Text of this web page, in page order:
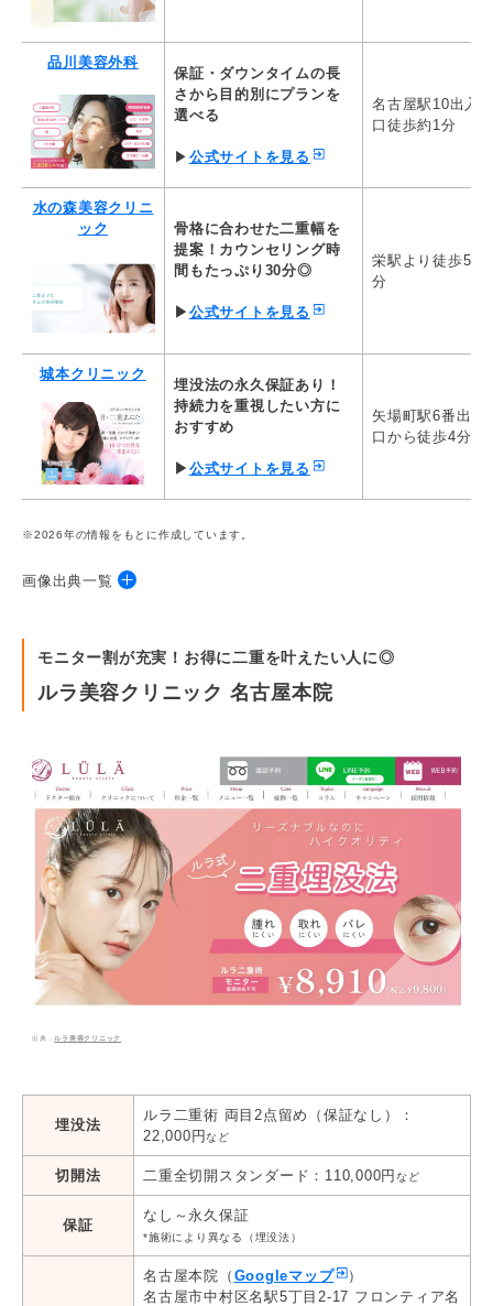
ヴェリテクリニッ
ク
88,000円
330,000円
大塚美容形成外科
イージースクエア埋没法
38,500円
マイクロ切開
198,000円
名古屋中央クリニ
ック
二重埋没法（2点固定）
77,000円（保証あり）
209,000円
あいち栄クリニッ
スタンダード埋没法2点
80,000円
シンデレラ&
ダヴィンチクリニ
110,000円
※執筆時点の情報です。最新情報は公式サイトをご確認ください。
品川美容外科
保証・ダウンタイムの長
さから目的別にプランを
選べる
▶ 公式サイトを見る
名古屋駅10出入
口徒歩約1分
水の森美容クリニ
ック
骨格に合わせた二重幅を
提案！カウンセリング時
間もたっぷり30分◎
▶ 公式サイトを見る
栄駅より徒歩5
分
城本クリニック
埋没法の永久保証あり！
持続力を重視したい方に
おすすめ
▶ 公式サイトを見る
矢場町駅6番出
口から徒歩4分
※2026年の情報をもとに作成しています。
画像出典一覧
ルラ美容クリニック
・TCB東京中央美容外科
・名古屋中央クリニック
・ 品川美容外科
水の森美容クリニック
城本クリニック
モニター割が充実！お得に二重を叶えたい人に◎
ルラ美容クリニック 名古屋本院
ルラ美容クリニック
埋没法
ルラ二重術 両目2点留め（保証なし）：
22,000円など
切開法 二重全切開スタンダード：110,000円 など
保証
なし～永久保証
*施術により異なる（埋没法）
名古屋本院（ Googleマップ
）
名古屋市中村区名駅5丁目2-17 フロンティア名